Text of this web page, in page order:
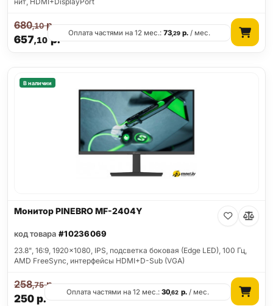
657,10р.
680,10р.
Оплата частями на 12 мес.:73,29 р. / мес.
В наличии
Монитор PINEBRO MF-2404Y
код товара #10236069
23.8", 16:9, 1920x1080, IPS, подсветка боковая (Edge LED), 100 Гц,
AMD FreeSync, интерфейсы HDMI+D-Sub (VGA)
250р.
258,75р.
Оплата частями на 12 мес.:30,62 р./ мес.